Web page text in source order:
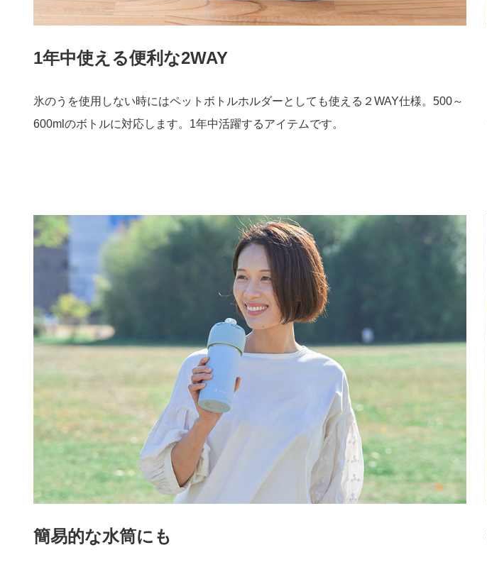
1年中使える便利な2WAY
氷のうを使用しない時にはペットボトルホルダーとしても使える２WAY仕様。500～
600mlのボトルに対応します。1年中活躍するアイテムです。
簡易的な水筒にも